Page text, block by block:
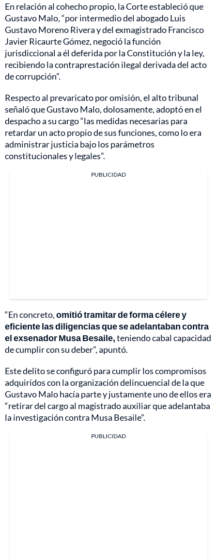
En relación al cohecho propio, la Corte estableció que
Gustavo Malo, “por intermedio del abogado Luis
Gustavo Moreno Rivera y del exmagistrado Francisco
Javier Ricaurte Gómez, negoció la función
jurisdiccional a él deferida por la Constitución y la ley,
recibiendo la contraprestación ilegal derivada del acto
de corrupción”.
Respecto al prevaricato por omisión, el alto tribunal
señaló que Gustavo Malo, dolosamente, adoptó en el
despacho a su cargo “las medidas necesarias para
retardar un acto propio de sus funciones, como lo era
administrar justicia bajo los parámetros
constitucionales y legales”.
PUBLICIDAD
“En concreto,omitió tramitar de forma célere y
eficiente las diligencias que se adelantaban contra
el exsenador Musa Besaile,teniendo cabal capacidad
de cumplir con su deber”, apuntó.
Este delito se configuró para cumplir los compromisos
adquiridos con la organización delincuencial de la que
Gustavo Malo hacía parte y justamente uno de ellos era
“retirar del cargo al magistrado auxiliar que adelantaba
la investigación contra Musa Besaile”.
PUBLICIDAD